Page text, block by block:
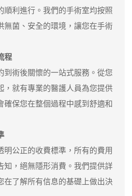
順利進行。我們的手術室均按照
無菌、安全的環境，讓您在手術
程
術後關懷的一站式服務。從您
，就有專業的醫護人員為您提供
確保您在整個過程中感到舒適和
公正的收費標準，所有的費用
知，絕無隱形消費。我們提供詳
在了解所有信息的基礎上做出決